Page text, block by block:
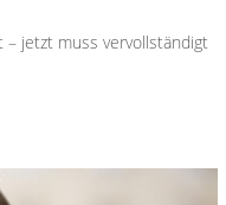
jetzt muss vervollständigt